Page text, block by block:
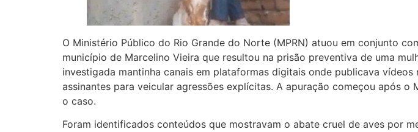
O Ministério Público do Rio Grande do Norte (MPRN) atuou em conjunto
município de Marcelino Vieira que resultou na prisão preventiva de uma
investigada mantinha canais em plataformas digitais onde publicava
assinantes para veicular agressões explícitas. A apuração começou após
o caso.
Foram identificados conteúdos que mostravam o abate cruel de aves por